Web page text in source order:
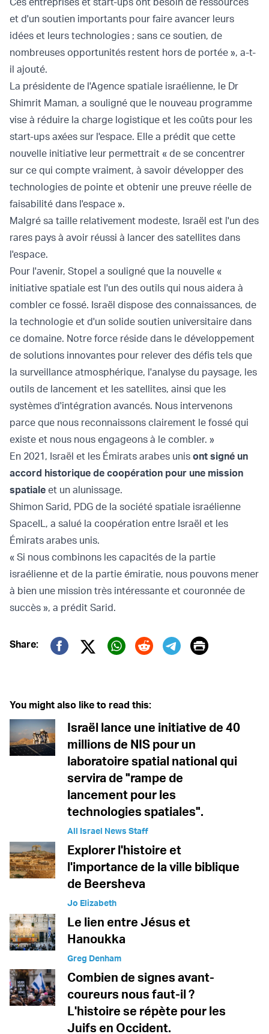
et d'un soutien importants pour faire avancer leurs
idées et leurs technologies ; sans ce soutien, de
nombreuses opportunités restent hors de portée », a-t-
il ajouté.
La présidente de l'Agence spatiale israélienne, le Dr
Shimrit Maman, a souligné que le nouveau programme
vise à réduire la charge logistique et les coûts pour les
start-ups axées sur l'espace. Elle a prédit que cette
nouvelle initiative leur permettrait « de se concentrer
sur ce qui compte vraiment, à savoir développer des
technologies de pointe et obtenir une preuve réelle de
faisabilité dans l'espace ».
Malgré sa taille relativement modeste, Israël est l'un des
rares pays à avoir réussi à lancer des satellites dans
l'espace.
Pour l'avenir, Stopel a souligné que la nouvelle «
initiative spatiale est l'un des outils qui nous aidera à
combler ce fossé. Israël dispose des connaissances, de
la technologie et d'un solide soutien universitaire dans
ce domaine. Notre force réside dans le développement
de solutions innovantes pour relever des défis tels que
la surveillance atmosphérique, l'analyse du paysage, les
outils de lancement et les satellites, ainsi que les
systèmes d'intégration avancés. Nous intervenons
parce que nous reconnaissons clairement le fossé qui
existe et nous nous engageons à le combler. »
En 2021, Israël et les Émirats arabes unis ont signé un
accord historique de coopération pour une mission
spatiale et un alunissage.
Shimon Sarid, PDG de la société spatiale israélienne
SpaceIL, a salué la coopération entre Israël et les
Émirats arabes unis.
« Si nous combinons les capacités de la partie
israélienne et de la partie émiratie, nous pouvons mener
à bien une mission très intéressante et couronnée de
succès », a prédit Sarid.
Share:
Twitter (X)
Print
You might also like to read this:
Israël lance une initiative de 40
millions de NIS pour un
laboratoire spatial national qui
servira de "rampe de
lancement pour les
technologies spatiales".
All Israel News Staff
Explorer l'histoire et
l'importance de la ville biblique
de Beersheva
Jo Elizabeth
Le lien entre Jésus et
Hanoukka
Greg Denham
Combien de signes avant-
coureurs nous faut-il ?
L'histoire se répète pour les
Juifs en Occident.